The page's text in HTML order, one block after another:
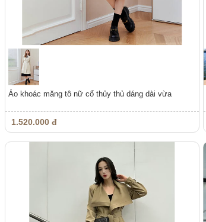
Áo khoác măng tô nữ cổ thủy thủ dáng dài vừa
1.520.000 đ